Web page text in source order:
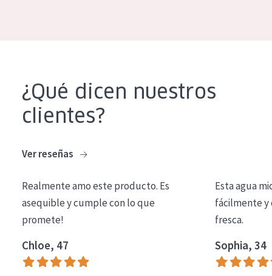
Piel sensible
Piel normal y seca
Piel madura
Piel expuesta al sol
Piel menopáusica
EDAD
Todas las edades
¿Qué dicen nuestros
clientes?
Ver reseñas
Realmente amo este producto. Es
asequible y cumple con lo que
promete!
Chloe, 47
Esta agua
fácilmente y
fresca.
Sophia, 34